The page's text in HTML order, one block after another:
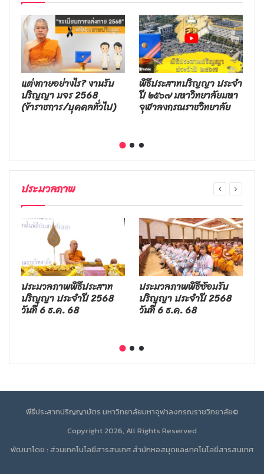
แต่งกายอย่างไร? งานรับ
ปริญญา มจร 2568
(ข้าราชการ/บุคคลทั่วไป)
พิธีประสาทปริญญา ประจำ
ปี ๒๕๖๗ มหาวิทยาลัยมหา
จุฬาลงกรณราชวิทยาลัย
ประมวลภาพ
ประมวลภาพพิธีประสาท
ปริญญา ประจำปี 2568
วันที่ 6 ธ.ค. 68
ประมวลภาพพิธีซ้อมรับ
ปริญญา ประจำปี 2568
วันที่ 6 ธ.ค. 68
พีธีประสาทปริญญาบัตร มหาวิทยาลัยมหาจุฬาลงกรณราชวิทยาลัย©
Copyright 2026, All Rights Reserved
พัฒนาโดย : ส่วนเทคโนโลยีสารสนเทศ สำนักหอสมุดและเทคโนโลยีสารสนเทศ